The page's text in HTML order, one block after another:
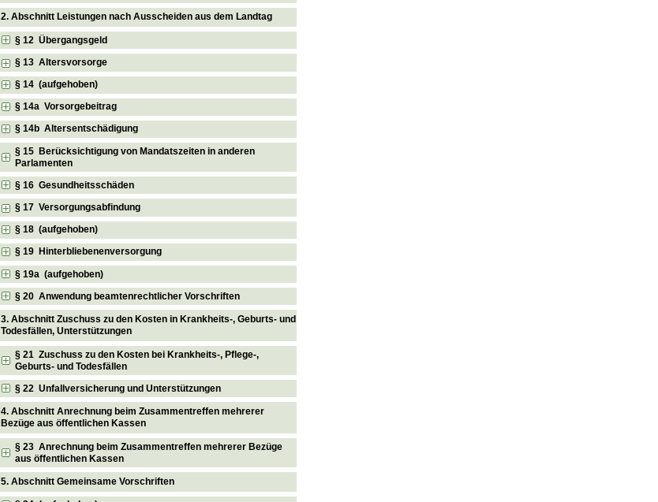
2. Abschnitt Leistungen nach Ausscheiden aus dem Landtag
§ 12 Übergangsgeld
§ 13 Altersvorsorge
§ 14 (aufgehoben)
§ 14a Vorsorgebeitrag
§ 14b Altersentschädigung
§ 15 Berücksichtigung von Mandatszeiten in anderen
Parlamenten
§ 16 Gesundheitsschäden
§ 17 Versorgungsabfindung
§ 18 (aufgehoben)
§ 19 Hinterbliebenenversorgung
§ 19a (aufgehoben)
§ 20 Anwendung beamtenrechtlicher Vorschriften
3. Abschnitt Zuschuss zu den Kosten in Krankheits-, Geburts- und
Todesfällen, Unterstützungen
§ 21 Zuschuss zu den Kosten bei Krankheits-, Pflege-,
Geburts- und Todesfällen
§ 22 Unfallversicherung und Unterstützungen
4. Abschnitt Anrechnung beim Zusammentreffen mehrerer
Bezüge aus öffentlichen Kassen
§ 23 Anrechnung beim Zusammentreffen mehrerer Bezüge
aus öffentlichen Kassen
5. Abschnitt Gemeinsame Vorschriften